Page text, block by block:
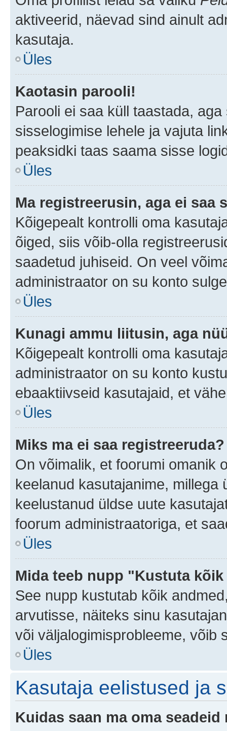
aktiveerid, näevad sind ainult
kasutaja.
Üles
Kaotasin parooli!
Parooli ei saa küll taastada,
sisselogimise lehele ja vajuta
peaksidki taas saama sisse
Üles
Ma registreerusin, aga ei saa
Kõigepealt kontrolli oma
õiged, siis võib-olla
saadetud juhiseid. On veel
administraator on su konto
Üles
Kunagi ammu liitusin, aga
Kõigepealt kontrolli oma
administraator on su konto
ebaaktiivseid kasutajaid, et
Üles
Miks ma ei saa registreeruda?
On võimalik, et foorumi omanik
keelanud kasutajanime,
keelustanud üldse uute
foorum administraatoriga, et
Üles
Mida teeb nupp "Kustuta
See nupp kustutab kõik
arvutisse, näiteks sinu
või väljalogimisprobleeme, võib
Üles
Kasutaja eelistused ja
Kuidas saan ma oma seadeid